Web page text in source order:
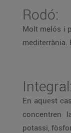
Rodó:
Molt melós i
mediterrània.
Integral:
En aquest
concentren
potassi,